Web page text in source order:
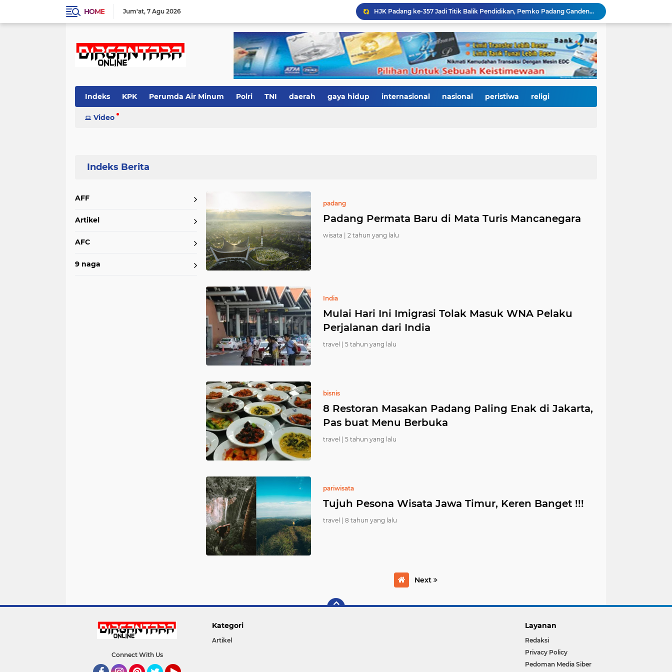
HOME Jum'at 7 Agu 2026
HJK Padang ke-357 Jadi Titik Balik Pendidikan, Pemko Padang Gandeng Universiti Kuala Lumpur Buka Jalan Beasiswa dan Kampus Internasional
KRI Teluk Kendari-518 Bersandar di Teluk Bayur, Hadiah Istimewa HJK Padang ke-357: Warga Diajak Naik Kapal Perang Gratis
International Symposium Kota Tua Padang Gaungkan Kolaborasi Dunia, Fadly Amran Ajak Selamatkan Batang Arau dan Wujudkan Pariwisata Berkelanjutan
2.334 Peserta Padati Auditorium UNP, Fadly Amran Ajak Dunia Pendidikan Bersatu Wujudkan 'Padang Juara' Berdaya Saing Global
3.000 Mahasiswa Baru UNP Ikuti Police Goes To Campus, Ditlantas Polda Sumbar Tanamkan Budaya Tertib Berlalu Lintas Sejak Hari Pertama Kuliah
Open Ship Kapal Teluk Kendari Diprediksi Diserbu Pengunjung, Trans Padang Ubah Rute Koridor 2 dan 4, Tarif Seluruh Koridor Cuma Rp1
Merah Putih Berkibar, 500 Bendera Dibagikan untuk Menyalakan Semangat Kemerdekaan di Dharmasraya
Indeks KPK Perumda Air Minum Polri TNI daerah gaya hidup internasional nasional peristiwa religi
Video
AFF
Artikel
AFC
9 naga
padang
Padang Permata Baru di Mata Turis Mancanegara
wisata | 2 tahun yang lalu
India
Mulai Hari Ini Imigrasi Tolak Masuk WNA Pelaku
Perjalanan dari India
travel | 5 tahun yang lalu
bisnis
8 Restoran Masakan Padang Paling Enak di Jakarta,
Pas buat Menu Berbuka
travel | 5 tahun yang lalu
pariwisata
Tujuh Pesona Wisata Jawa Timur, Keren Banget !!!
travel | 8 tahun yang lalu
Next
Connect With Us
Kategori
Artikel
Layanan
Redaksi
Privacy Policy
Pedoman Media Siber